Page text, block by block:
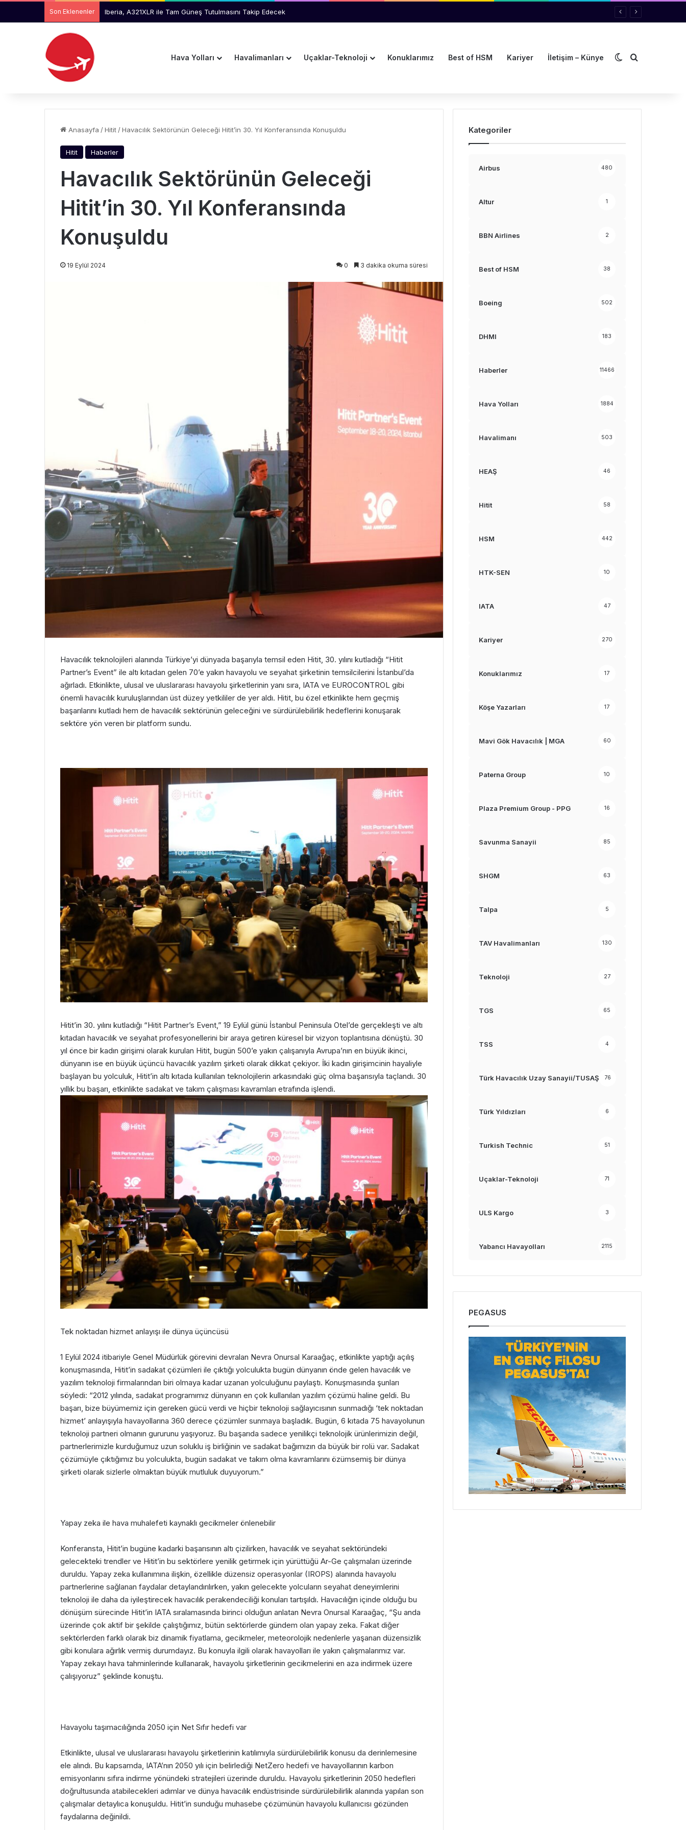
Son Eklenenler Alpagut, AKINCI’dan İlk Test Atışında Hedefi Tam İsabetle Vurdu
Hava Yolları Havalimanları Uçaklar-Teknoloji Konuklarımız Best of HSM Kariyer İletişim – Künye Dış görünümü
Arama yap
Anasayfa /Hitit /Havacılık Sektörünün Geleceği Hitit’in 30. Yıl Konferansında Konuşuldu
Hitit Haberler
Havacılık Sektörünün Geleceği
Hitit’in 30. Yıl Konferansında
Konuşuldu
19 Eylül 2024 0 3 dakika okuma süresi
Havacılık teknolojileri alanında Türkiye’yi dünyada başarıyla temsil eden Hitit, 30. yılını kutladığı “Hitit
Partner’s Event” ile altı kıtadan gelen 70’e yakın havayolu ve seyahat şirketinin temsilcilerini İstanbul’da
ağırladı. Etkinlikte, ulusal ve uluslararası havayolu şirketlerinin yanı sıra, IATA ve EUROCONTROL gibi
önemli havacılık kuruluşlarından üst düzey yetkililer de yer aldı. Hitit, bu özel etkinlikte hem geçmiş
başarılarını kutladı hem de havacılık sektörünün geleceğini ve sürdürülebilirlik hedeflerini konuşarak
sektöre yön veren bir platform sundu.
Hitit’in 30. yılını kutladığı “Hitit Partner’s Event,” 19 Eylül günü İstanbul Peninsula Otel’de gerçekleşti ve altı
kıtadan havacılık ve seyahat profesyonellerini bir araya getiren küresel bir vizyon toplantısına dönüştü. 30
yıl önce bir kadın girişimi olarak kurulan Hitit, bugün 500’e yakın çalışanıyla Avrupa’nın en büyük ikinci,
dünyanın ise en büyük üçüncü havacılık yazılım şirketi olarak dikkat çekiyor. İki kadın girişimcinin hayaliyle
başlayan bu yolculuk, Hitit’in altı kıtada kullanılan teknolojilerin arkasındaki güç olma başarısıyla taçlandı. 30
yıllık bu başarı, etkinlikte sadakat ve takım çalışması kavramları etrafında işlendi.
Tek noktadan hizmet anlayışı ile dünya üçüncüsü
1 Eylül 2024 itibariyle Genel Müdürlük görevini devralan Nevra Onursal Karaağaç, etkinlikte yaptığı açılış
konuşmasında, Hitit’in sadakat çözümleri ile çıktığı yolculukta bugün dünyanın önde gelen havacılık ve
yazılım teknoloji firmalarından biri olmaya kadar uzanan yolculuğunu paylaştı. Konuşmasında şunları
söyledi: “2012 yılında, sadakat programımız dünyanın en çok kullanılan yazılım çözümü haline geldi. Bu
başarı, bize büyümemiz için gereken gücü verdi ve hiçbir teknoloji sağlayıcısının sunmadığı ‘tek noktadan
hizmet’ anlayışıyla havayollarına 360 derece çözümler sunmaya başladık. Bugün, 6 kıtada 75 havayolunun
teknoloji partneri olmanın gururunu yaşıyoruz. Bu başarıda sadece yenilikçi teknolojik ürünlerimizin değil,
partnerlerimizle kurduğumuz uzun soluklu iş birliğinin ve sadakat bağımızın da büyük bir rolü var. Sadakat
çözümüyle çıktığımız bu yolculukta, bugün sadakat ve takım olma kavramlarını özümsemiş bir dünya
şirketi olarak sizlerle olmaktan büyük mutluluk duyuyorum.”
Yapay zeka ile hava muhalefeti kaynaklı gecikmeler önlenebilir
Konferansta, Hitit’in bugüne kadarki başarısının altı çizilirken, havacılık ve seyahat sektöründeki
gelecekteki trendler ve Hitit’in bu sektörlere yenilik getirmek için yürüttüğü Ar-Ge çalışmaları üzerinde
duruldu. Yapay zeka kullanımına ilişkin, özellikle düzensiz operasyonlar (IROPS) alanında havayolu
partnerlerine sağlanan faydalar detaylandırılırken, yakın gelecekte yolcuların seyahat deneyimlerini
teknoloji ile daha da iyileştirecek havacılık perakendeciliği konuları tartışıldı. Havacılığın içinde olduğu bu
dönüşüm sürecinde Hitit’in IATA sıralamasında birinci olduğun anlatan Nevra Onursal Karaağaç, “Şu anda
üzerinde çok aktif bir şekilde çalıştığımız, bütün sektörlerde gündem olan yapay zeka. Fakat diğer
sektörlerden farklı olarak biz dinamik fiyatlama, gecikmeler, meteorolojik nedenlerle yaşanan düzensizlik
gibi konulara ağırlık vermiş durumdayız. Bu konuyla ilgili olarak havayolları ile yakın çalışmalarımız var.
Yapay zekayı hava tahminlerinde kullanarak, havayolu şirketlerinin gecikmelerini en aza indirmek üzere
çalışıyoruz” şeklinde konuştu.
Havayolu taşımacılığında 2050 için Net Sıfır hedefi var
Etkinlikte, ulusal ve uluslararası havayolu şirketlerinin katılımıyla sürdürülebilirlik konusu da derinlemesine
ele alındı. Bu kapsamda, IATA’nın 2050 yılı için belirlediği NetZero hedefi ve havayollarının karbon
emisyonlarını sıfıra indirme yönündeki stratejileri üzerinde duruldu. Havayolu şirketlerinin 2050 hedefleri
doğrultusunda atabilecekleri adımlar ve dünya havacılık endüstrisinde sürdürülebilirlik alanında yapılan son
çalışmalar detaylıca konuşuldu. Hitit’in sunduğu muhasebe çözümünün havayolu kullanıcısı gözünden
faydalarına değinildi.
Kategoriler
Airbus 480
Altur 1
BBN Airlines 2
Best of HSM 38
Boeing 502
DHMI 183
Haberler 11466
Hava Yolları 1884
Havalimanı 503
HEAŞ 46
Hitit 58
HSM 442
HTK-SEN 10
IATA 47
Kariyer 270
Konuklarımız 17
Köşe Yazarları 17
Mavi Gök Havacılık | MGA 60
Paterna Group 10
Plaza Premium Group - PPG 16
Savunma Sanayii 85
SHGM 63
Talpa 5
TAV Havalimanları 130
Teknoloji 27
TGS 65
TSS 4
Türk Havacılık Uzay Sanayii/TUSAŞ 76
Türk Yıldızları 6
Turkish Technic 51
Uçaklar-Teknoloji 71
ULS Kargo 3
Yabancı Havayolları 2115
PEGASUS